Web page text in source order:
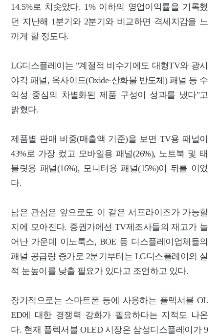
14.5%로 치솟았다. 1% 이하의 영업이익률을 기록했
던 지난해 1분기와 2분기와 비교하면 격세지감을 느
끼게 할 정도다.
LG디스플레이는 "계절적 비수기에도 대형TV와 광시
야각 패널, 옥사이드(Oxide·산화물 반도체) 패널 등 수
익성 중심의 차별화된 제품 구성이 성과를 냈다"고
밝혔다.
제품별 판매 비중(매출액 기준)을 보면 TV용 패널이
43%로 가장 컸고 모바일용 패널(26%), 노트북 및 태
블릿용 패널(16%), 모니터용 패널(15%)이 뒤를 이었
다.
남은 관심은 앞으로도 이 같은 서프라이즈가 가능할
지에 모아진다. 증권가에선 TV제조사들의 재고가 늘
어난 가운데 이노룩스, BOE 등 디스플레이업체들의
패널 공급량 증가로 2분기부터는 LG디스플레이의 실
적 눈높이를 낮출 필요가 있다고 조언하고 있다.
장기적으로는 스마트폰 등에 사용하는 플렉서블 OL
ED에 대한 경쟁력 강화가 필요하다는 지적도 나온
다. 현재 플렉서블 OLED 시장은 삼성디스플레이가 9